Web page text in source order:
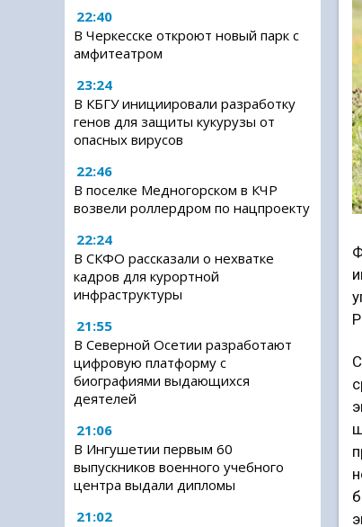
22:40
В Черкесске откроют новый парк с
амфитеатром
23:24
В КБГУ инициировали разработку
генов для защиты кукурузы от
опасных вирусов
22:46
В поселке Медногорском в КЧР
возвели роллердром по нацпроекту
22:24
В СКФО рассказали о нехватке
кадров для курортной
инфраструктуры
21:55
В Северной Осетии разработают
цифровую платформу с
биографиями выдающихся
деятелей
21:06
В Ингушетии первым 60
выпускников военного учебного
центра выдали дипломы
21:02